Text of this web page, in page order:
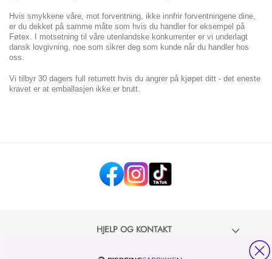
Hvis smykkene våre, mot forventning, ikke innfrir forventningene dine,
er du dekket på samme måte som hvis du handler for eksempel på
Føtex. I motsetning til våre utenlandske konkurrenter er vi underlagt
dansk lovgivning, noe som sikrer deg som kunde når du handler hos
oss.
Vi tilbyr 30 dagers full returrett hvis du angrer på kjøpet ditt - det eneste
kravet er at emballasjen ikke er brutt.
HJELP OG KONTAKT